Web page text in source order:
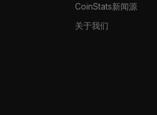
CoinStats新闻源
关于我们